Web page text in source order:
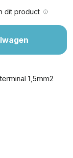
dit product
1,5mm2